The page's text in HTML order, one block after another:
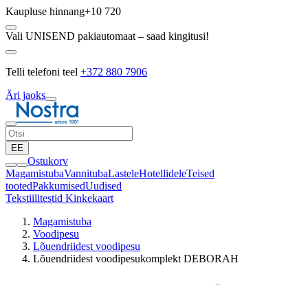
Kaupluse hinnang+10 720
Vali UNISEND pakiautomaat – saad kingitusi!
Telli telefoni teel +372 880 7906
Äri jaoks
EE
Ostukorv
MagamistubaVannitubaLasteleHotellideleTeised
tootedPakkumisedUudised
Tekstiilitestid Kinkekaart
Magamistuba
Voodipesu
Lõuendriidest voodipesu
Lõuendriidest voodipesukomplekt DEBORAH